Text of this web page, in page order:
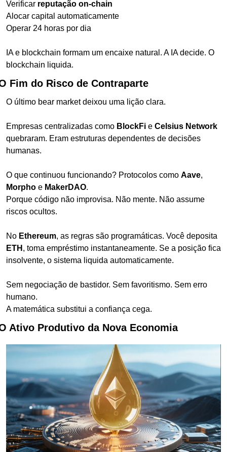
Verificar reputação on-chain
Alocar capital automaticamente
Operar 24 horas por dia
IA e blockchain formam um encaixe natural. A IA decide. O
blockchain liquida.
Fim do Risco de Contraparte
O último bear market deixou uma lição clara.
Empresas centralizadas como BlockFi e Celsius Network
quebraram. Eram estruturas dependentes de decisões
humanas.
O que continuou funcionando? Protocolos como Aave
Morpho e MakerDAO.
Porque código não improvisa. Não mente. Não assume
riscos ocultos.
No Ethereum
ETH , toma empréstimo instantaneamente. Se a posição fica
insolvente, o sistema liquida automaticamente.
Sem negociação de bastidor. Sem favoritismo. Sem erro
humano.
A matemática substitui a confiança cega.
Ativo Produtivo da Nova Economia